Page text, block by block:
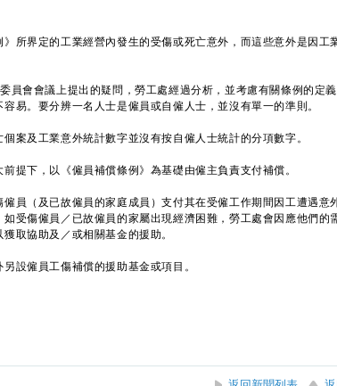
界定的工業經營內發生的受傷或死亡意外，而這些意外是因工
會會議上提出的疑問，勞工處經過分析，並考慮有關條例的定
易。要分辨一名人士是僱員或自僱人士，並沒有單一的準則。
及工業意外統計數字並沒有按自僱人士統計的分項數字。
提下，以《僱員補償條例》為基礎由僱主負責支付補償。
（及已故僱員的家庭成員）支付其在受僱工作期間因工遭遇意
受傷僱員／已故僱員的家屬出現經濟困難，勞工處會因應他們的
取協助及／或相關基金的援助。
僱員工傷補償的援助基金或項目。